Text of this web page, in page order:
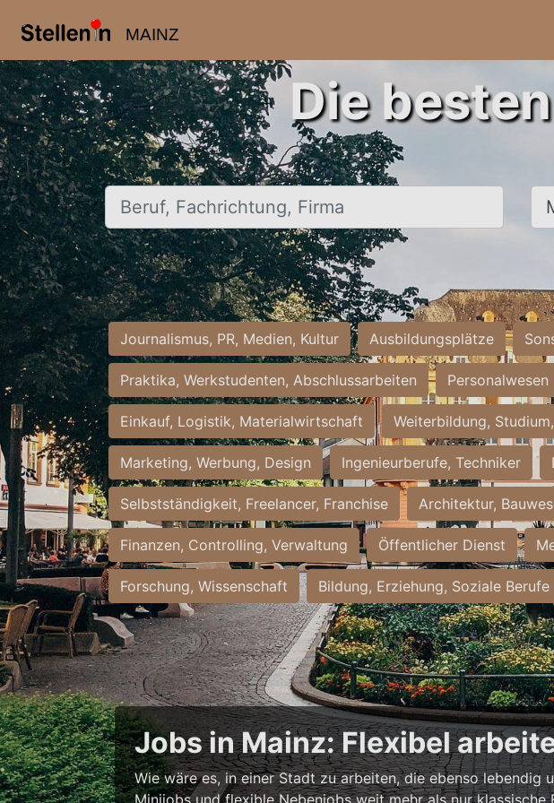
MAINZ
Die
Beruf, Fachrichtung, Firma
Journalismus, PR, Medien, Kultur Ausbildungsplätze
Praktika, Werkstudenten, Abschlussarbeiten Personalwesen
Einkauf, Logistik, Materialwirtschaft Weiterbildung,
Marketing, Werbung, Design Ingenieurberufe, Techniker
Selbstständigkeit, Freelancer, Franchise Architektur,
Finanzen, Controlling, Verwaltung Öffentlicher Dienst
Forschung, Wissenschaft Bildung, Erziehung, Soziale Berufe
Jobs in Mainz: Flexibel
Wie wäre es, in einer Stadt zu arbeiten, die ebenso